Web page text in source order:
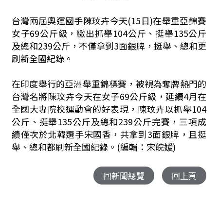
台灣兩屆奧運國手陳玟卉今天(15日)在舉重亞錦賽
女子69公斤級，繳出抓舉104公斤、挺舉135公斤
及總和239公斤，不僅拿到3面銀牌，挺舉、總和更
刷新全國紀錄。
在印度舉行的亞洲舉重錦標賽，被視為奪牌熱門的
台灣名將陳玟卉今天在女子69公斤級，延續4月在
全國大專院校運動會的好表現，陳玟卉以抓舉104
公斤、挺舉135公斤及總和239公斤完賽，三項成
績僅次於北韓選手宋國香，共拿到3面銀牌，且挺
舉、總和都刷新全國紀錄。(編輯：宋皖媛)
回新聞總覽 回上頁